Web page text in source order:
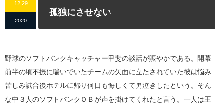
12.29
2020
孤独にさせない
野球のソフトバンクキャッチャー甲斐の談話が賑やかである。開幕
前半の頃不振に喘いでいたチームの矢面に立たされていた彼は悩み
苦しみ試合後ホテルに帰り何日も悔しくて男泣きしたという。そん
な中３人のソフトバンクＯＢが声を掛けてくれたと言う。一人は王